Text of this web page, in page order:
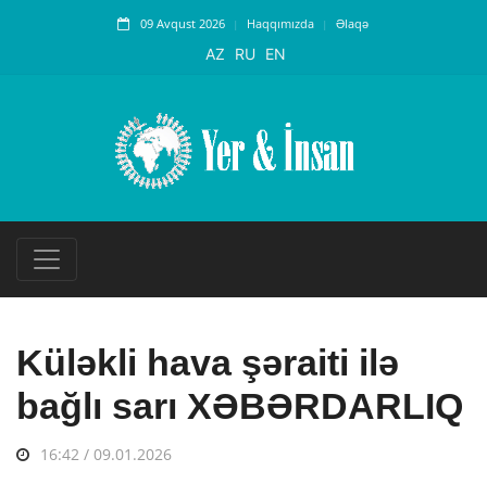
09 Avqust 2026 Haqqımızda Əlaqə
AZ RU EN
Küləkli hava şəraiti ilə
bağlı sarı XƏBƏRDARLIQ
16:42 / 09.01.2026